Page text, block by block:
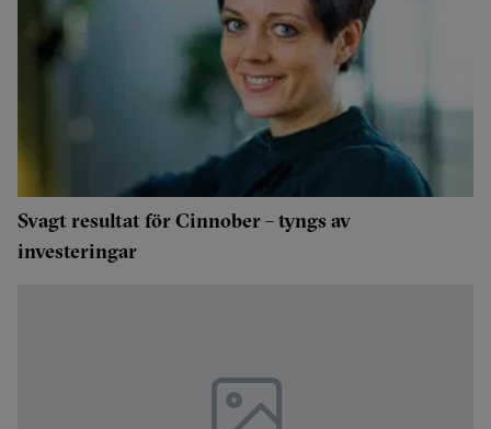
Svagt resultat för Cinnober – tyngs av
investeringar